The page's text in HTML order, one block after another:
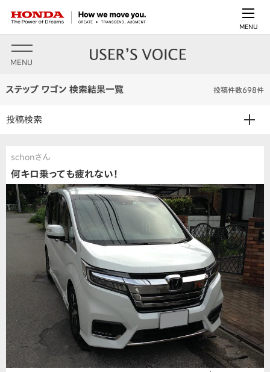
MENU
MENU
ステップ ワゴン 検索結果一覧 投稿件数698件
投稿検索
schonさん
何キロ乗っても疲れない！